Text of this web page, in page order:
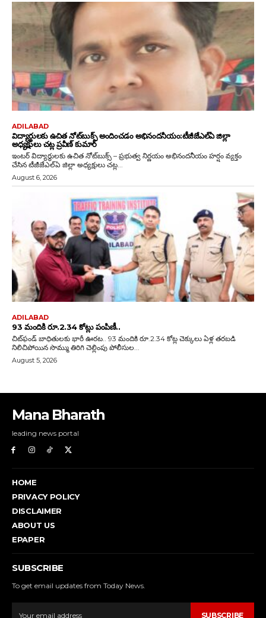
Mana Bharath
leading news portal
HOME
PRIVACY POLICY
DISCLAIMER
ABOUT US
EPAPER
SUBSCRIBE
To get email updates from Today News.
SUBSCRIBE